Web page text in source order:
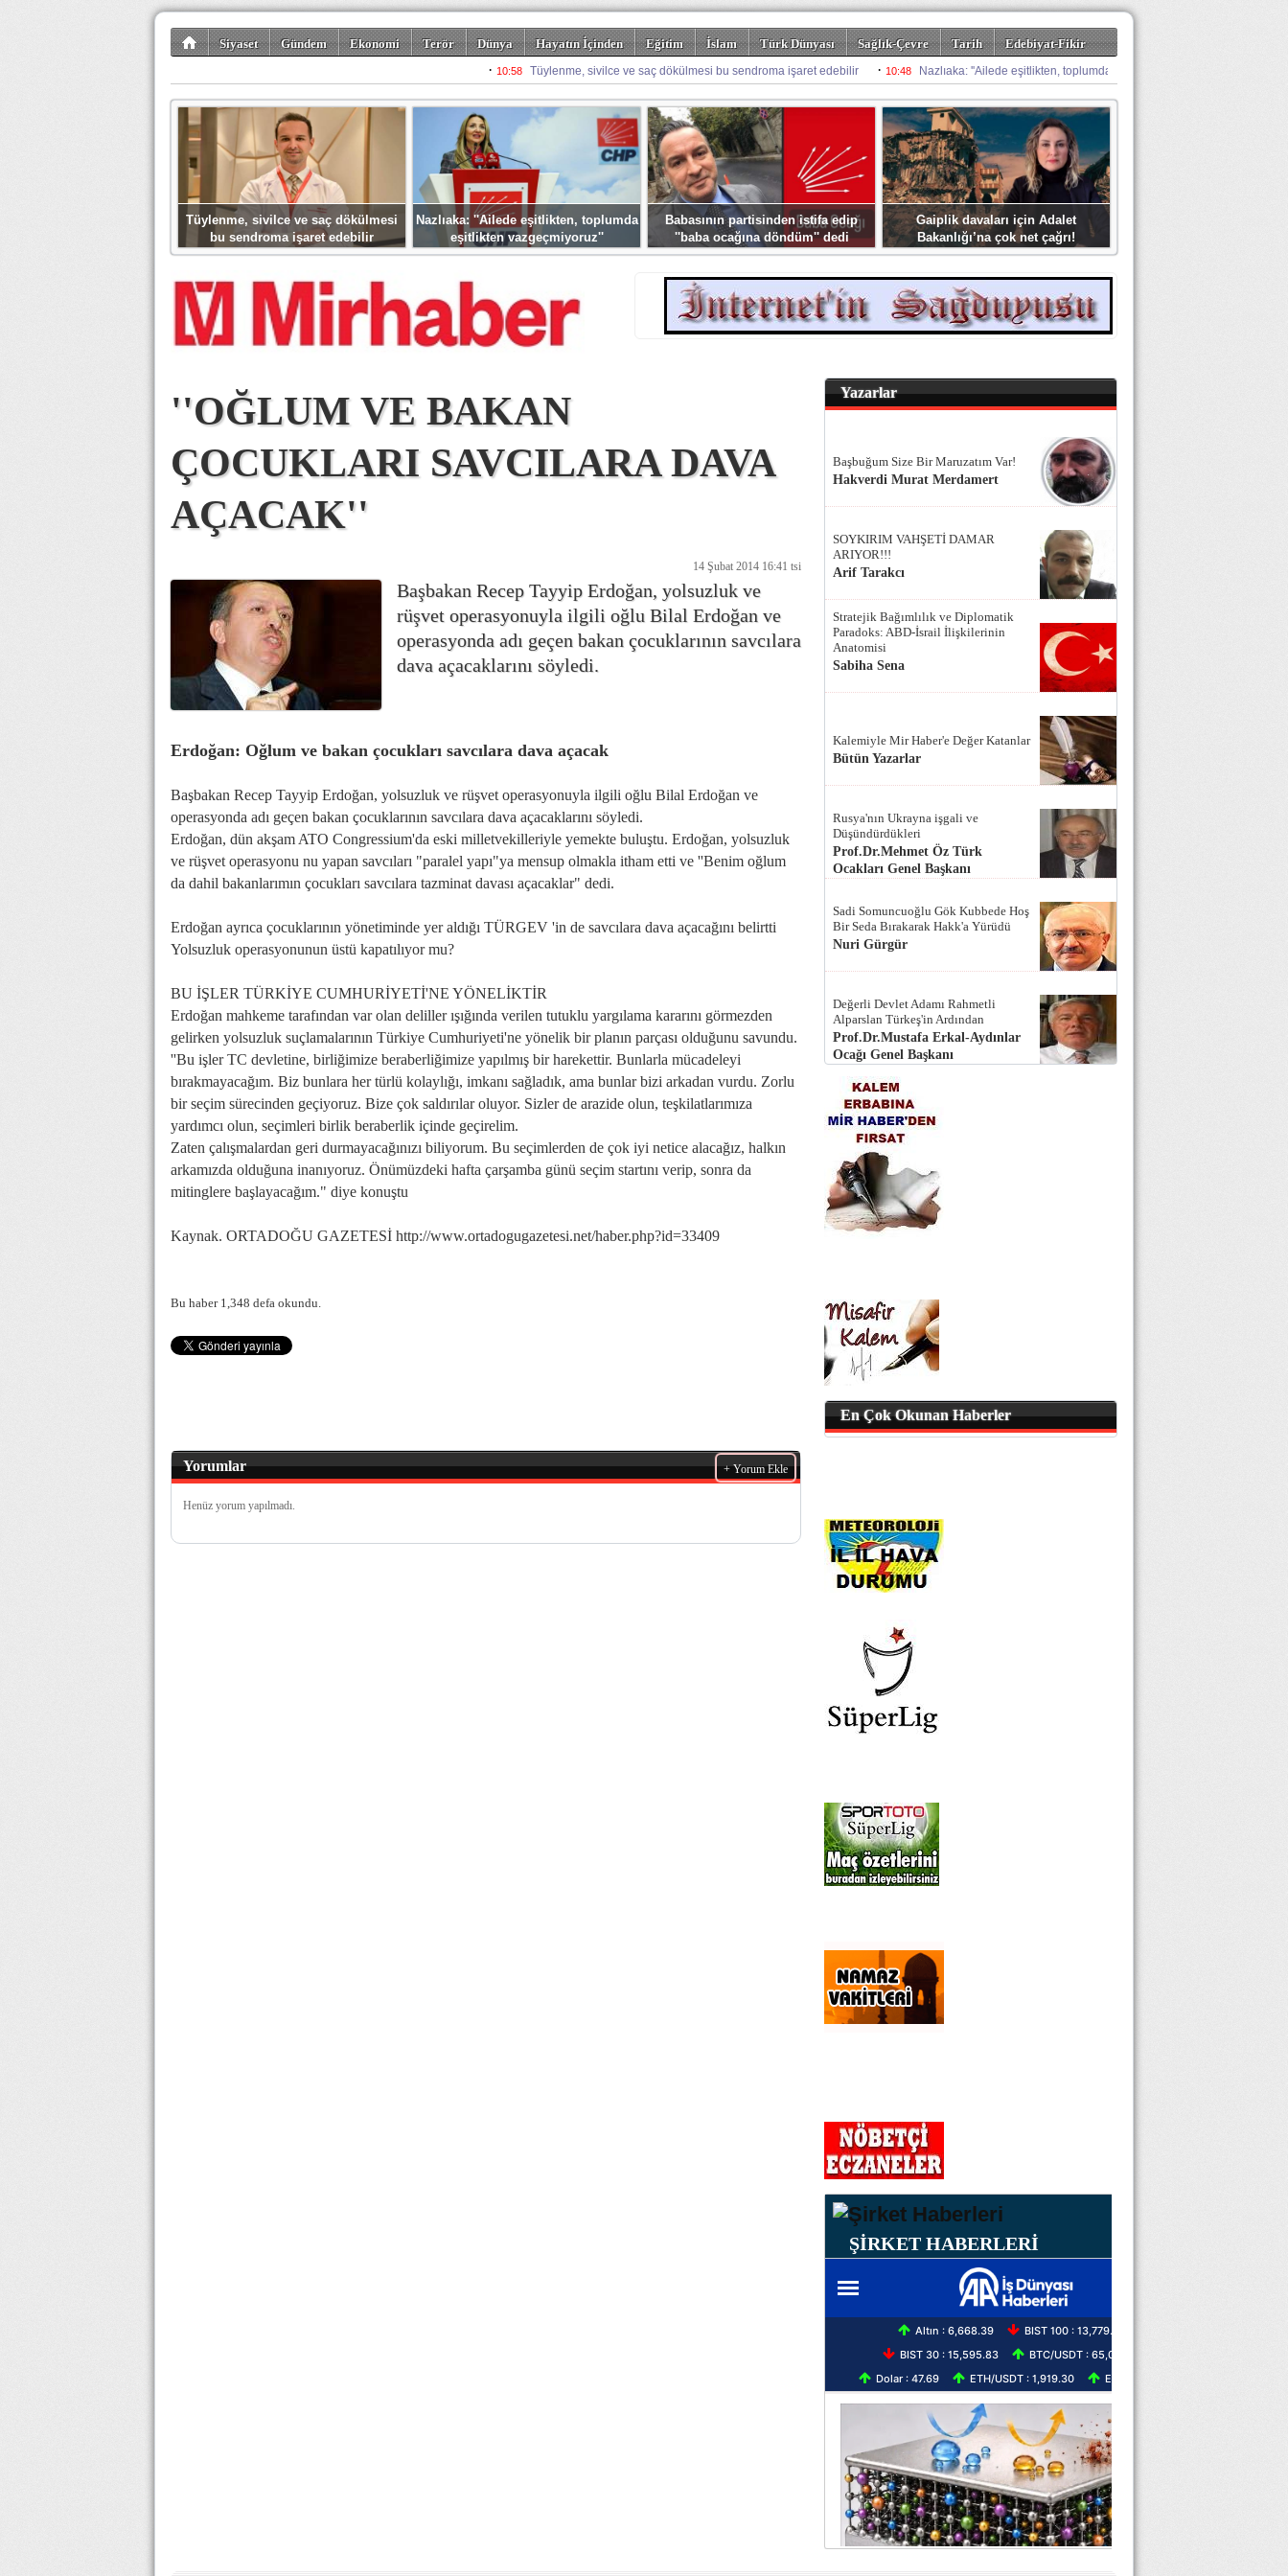
Siyaset Gündem Ekonomi Terör Dünya Hayatın İçinden Eğitim İslam Türk Dünyası Sağlık-Çevre Tarih
Edebiyat-Fikir
Spor Misafir Kalem Foto Galeriler
Tüylenme, sivilce ve saç dökülmesi
bu sendroma işaret edebilir
Nazlıaka: ''Ailede eşitlikten, toplumda
eşitlikten vazgeçmiyoruz''
Babasının partisinden istifa edip
''baba ocağına döndüm'' dedi
Gaiplik davaları için Adalet
Bakanlığı’na çok net çağrı!
''OĞLUM VE BAKAN
ÇOCUKLARI SAVCILARA DAVA
AÇACAK''
14 Şubat 2014 16:41 tsi
Başbakan Recep Tayyip Erdoğan, yolsuzluk ve
rüşvet operasyonuyla ilgili oğlu Bilal Erdoğan ve
operasyonda adı geçen bakan çocuklarının savcılara
dava açacaklarını söyledi.
Erdoğan: Oğlum ve bakan çocukları savcılara dava açacak
Başbakan Recep Tayyip Erdoğan, yolsuzluk ve rüşvet operasyonuyla ilgili oğlu Bilal Erdoğan ve
operasyonda adı geçen bakan çocuklarının savcılara dava açacaklarını söyledi.
Erdoğan, dün akşam ATO Congressium'da eski milletvekilleriyle yemekte buluştu. Erdoğan, yolsuzluk
ve rüşvet operasyonu nu yapan savcıları "paralel yapı"ya mensup olmakla itham etti ve ''Benim oğlum
da dahil bakanlarımın çocukları savcılara tazminat davası açacaklar" dedi.
Erdoğan ayrıca çocuklarının yönetiminde yer aldığı TÜRGEV 'in de savcılara dava açacağını belirtti
Yolsuzluk operasyonunun üstü kapatılıyor mu?
BU İŞLER TÜRKİYE CUMHURİYETİ'NE YÖNELİKTİR
Erdoğan mahkeme tarafından var olan deliller ışığında verilen tutuklu yargılama kararını görmezden
gelirken yolsuzluk suçlamalarının Türkiye Cumhuriyeti'ne yönelik bir planın parçası olduğunu savundu.
''Bu işler TC devletine, birliğimize beraberliğimize yapılmış bir harekettir. Bunlarla mücadeleyi
bırakmayacağım. Biz bunlara her türlü kolaylığı, imkanı sağladık, ama bunlar bizi arkadan vurdu. Zorlu
bir seçim sürecinden geçiyoruz. Bize çok saldırılar oluyor. Sizler de arazide olun, teşkilatlarımıza
yardımcı olun, seçimleri birlik beraberlik içinde geçirelim.
Zaten çalışmalardan geri durmayacağınızı biliyorum. Bu seçimlerden de çok iyi netice alacağız, halkın
arkamızda olduğuna inanıyoruz. Önümüzdeki hafta çarşamba günü seçim startını verip, sonra da
mitinglere başlayacağım." diye konuştu
Kaynak. ORTADOĞU GAZETESİ http://www.ortadogugazetesi.net/haber.php?id=33409
Bu haber 1,348 defa okundu.
Yorumlar + Yorum Ekle
Henüz yorum yapılmadı.
Yazarlar
Başbuğum Size Bir Maruzatım Var!
Hakverdi Murat Merdamert
SOYKIRIM VAHŞETİ DAMAR
ARIYOR!!!
Arif Tarakcı
Stratejik Bağımlılık ve Diplomatik
Paradoks: ABD-İsrail İlişkilerinin
Anatomisi
Sabiha Sena
Kalemiyle Mir Haber'e Değer Katanlar
Bütün Yazarlar
Rusya'nın Ukrayna işgali ve
Düşündürdükleri
Prof.Dr.Mehmet Öz Türk
Ocakları Genel Başkanı
Sadi Somuncuoğlu Gök Kubbede Hoş
Bir Seda Bırakarak Hakk'a Yürüdü
Nuri Gürgür
Değerli Devlet Adamı Rahmetli
Alparslan Türkeş'in Ardından
Prof.Dr.Mustafa Erkal-Aydınlar
Ocağı Genel Başkanı
En Çok Okunan Haberler
ŞİRKET HABERLERİ